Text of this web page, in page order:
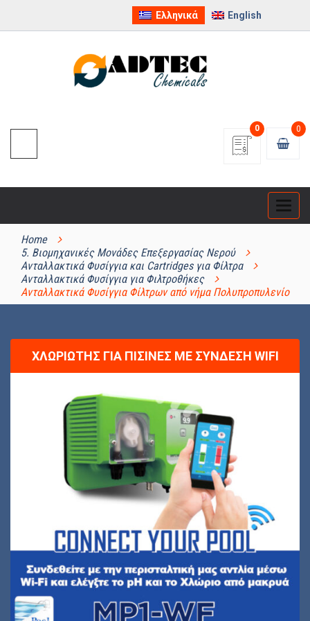
Ελληνικά English
0
0
Home
5. Βιομηχανικές Μονάδες Επεξεργασίας Νερού
Ανταλλακτικά Φυσίγγια και Cartridges για Φίλτρα
Ανταλλακτικά Φυσίγγια για Φιλτροθήκες
Ανταλλακτικά Φυσίγγια Φίλτρων από νήμα Πολυπροπυλενίο
ΧΛΩΡΙΩΤΉΣ ΓΙΑ ΠΙΣΊΝΕΣ ΜΕ ΣΎΝΔΕΣΗ WIFI